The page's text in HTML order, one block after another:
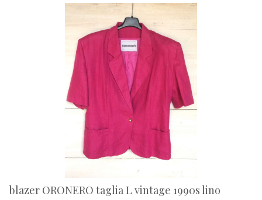
blazer ORONERO taglia L vintage 1990s lino